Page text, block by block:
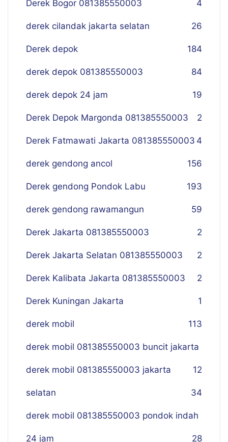
Derek Bogor 081385550003 4
derek cilandak jakarta selatan 26
Derek depok 184
derek depok 081385550003 84
derek depok 24 jam 19
Derek Depok Margonda 081385550003 2
Derek Fatmawati Jakarta 081385550003 4
derek gendong ancol 156
Derek gendong Pondok Labu 193
derek gendong rawamangun 59
Derek Jakarta 081385550003 2
Derek Jakarta Selatan 081385550003 2
Derek Kalibata Jakarta 081385550003 2
Derek Kuningan Jakarta 1
derek mobil 113
derek mobil 081385550003 buncit jakarta
12
derek mobil 081385550003 jakarta
selatan 34
derek mobil 081385550003 pondok indah
24 jam 28